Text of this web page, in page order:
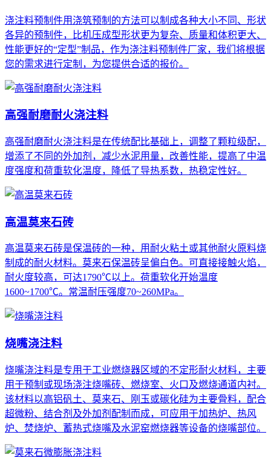
浇注料预制件用浇筑预制的方法可以制成各种大小不同、形状
各异的预制件，比机压成型形状更为复杂、质量和体积更大、
性能更好的“定型”制品，作为浇注料预制件厂家，我们将根据
您的需求进行定制，为您提供合适的报价。
高强耐磨耐火浇注料
高强耐磨耐火浇注料是在传统配比基础上，调整了颗粒级配，
增添了不同的外加剂，减少水泥用量，改善性能，提高了中温
度强度和荷重软化温度，降低了导热系数，热稳定性好。
高温莫来石砖
高温莫来石砖是保温砖的一种，用耐火粘土或其他耐火原料烧
制成的耐火材料。莫来石保温砖呈偏白色。可直接接触火焰，
耐火度较高，可达1790℃以上。荷重软化开始温度
1600~1700℃。常温耐压强度70~260MPa。
烧嘴浇注料
烧嘴浇注料是专用于工业燃烧器区域的不定形耐火材料，主要
用于预制或现场浇注烧嘴砖、燃烧室、火口及燃烧通道内衬。
该材料以高铝矾土、莫来石、刚玉或碳化硅为主要骨料，配合
超微粉、结合剂及外加剂配制而成，可应用于加热炉、热风
炉、焚烧炉、蓄热式烧嘴及水泥窑燃烧器等设备的烧嘴部位。